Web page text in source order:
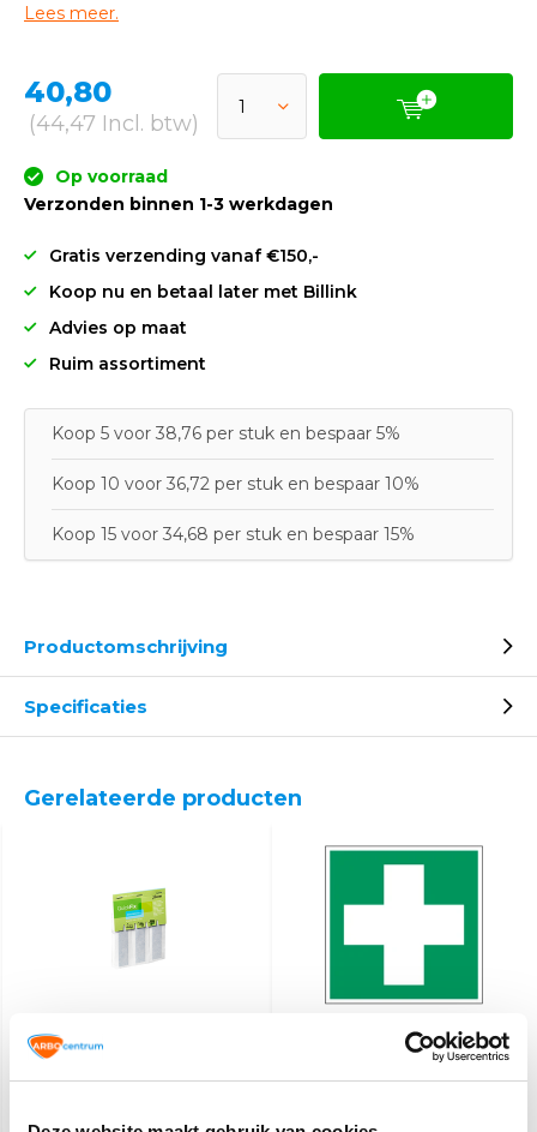
Lees meer.
40,80
(44,47 Incl. btw)
Op voorraad
Verzonden binnen 1-3 werkdagen
Gratis verzending vanaf €150,-
Koop nu en betaal later met Billink
Advies op maat
Ruim assortiment
Koop 5 voor 38,76 per stuk en bespaar 5%
Koop 10 voor 36,72 per stuk en bespaar 10%
Koop 15 voor 34,68 per stuk en bespaar 15%
Productomschrijving
Specificaties
Gerelateerde producten
Plum navulling pleisters
HACCP lang